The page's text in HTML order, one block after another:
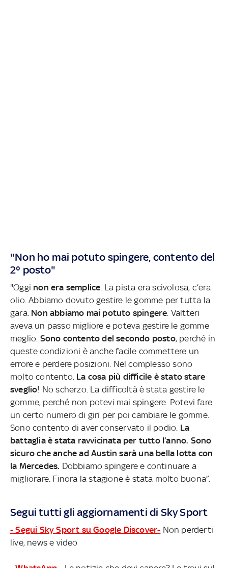
"Non ho mai potuto spingere, contento del
2° posto"
"Oggi non era semplice . La pista era scivolosa, c’era
olio. Abbiamo dovuto gestire le gomme per tutta la
gara. Non abbiamo mai potuto spingere . Valtteri
aveva un passo migliore e poteva gestire le gomme
meglio. Sono contento del secondo posto, perché in
queste condizioni è anche facile commettere un
errore e perdere posizioni. Nel complesso sono
molto contento. La cosa più difficile è stato stare
sveglio! No scherzo. La difficoltà è stata gestire le
gomme, perché non potevi mai spingere. Potevi fare
un certo numero di giri per poi cambiare le gomme.
Sono contento di aver conservato il podio. La
battaglia è stata ravvicinata per tutto l’anno. Sono
sicuro che anche ad Austin sarà una bella lotta con
la Mercedes. Dobbiamo spingere e continuare a
migliorare. Finora la stagione è stata molto buona”.
Segui tutti gli aggiornamenti di Sky Sport
- Segui Sky Sport su Google Discover- Non perderti
live, news e video